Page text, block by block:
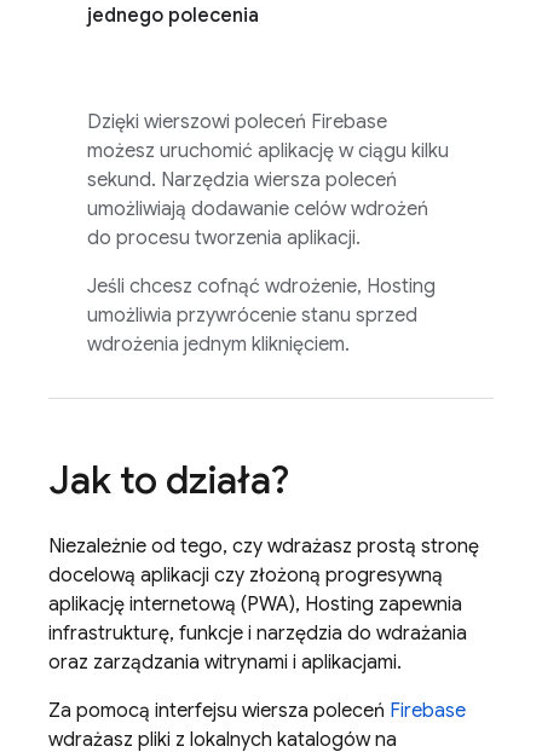
jednego polecenia
Dzięki wierszowi poleceń Firebase
możesz uruchomić aplikację w ciągu kilku
sekund. Narzędzia wiersza poleceń
umożliwiają dodawanie celów wdrożeń
do procesu tworzenia aplikacji.
Jeśli chcesz cofnąć wdrożenie, Hosting
umożliwia przywrócenie stanu sprzed
wdrożenia jednym kliknięciem.
Jak to działa?
Niezależnie od tego, czy wdrażasz prostą stronę
docelową aplikacji czy złożoną progresywną
aplikację internetową (PWA), Hosting zapewnia
infrastrukturę, funkcje i narzędzia do wdrażania
oraz zarządzania witrynami i aplikacjami.
Za pomocą interfejsu wiersza poleceń Firebase
wdrażasz pliki z lokalnych katalogów na